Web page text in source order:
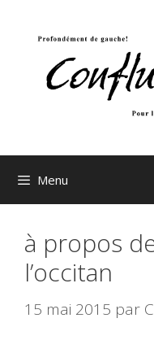
Menu
à propos
l’occitan
15 mai 2015 par